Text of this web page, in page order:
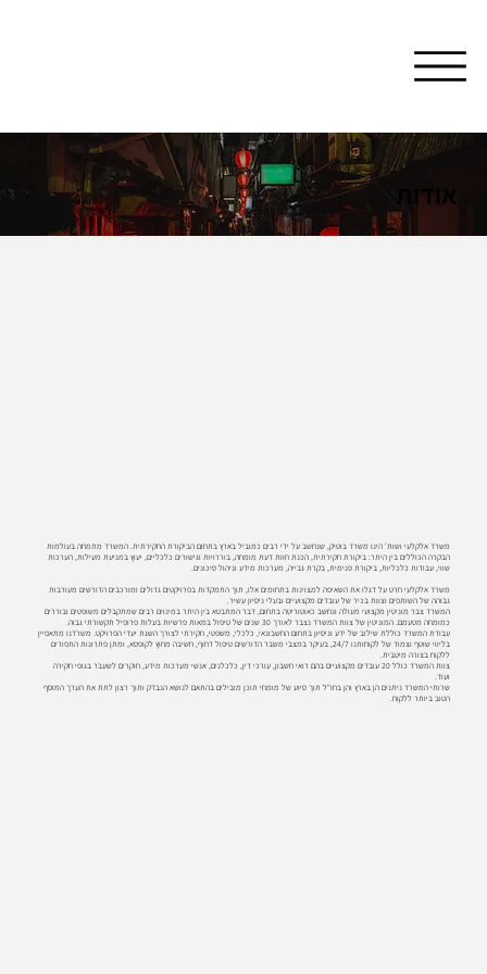
אודות
משרד אלקלעי ושות' הינו משרד בוטיק, שנחשב על ידי רבים כמוביל בארץ בתחום הביקורת החקירתית. המשרד מתמחה בעולמות
הבקרה הכוללים בין היתר: ביקורת חקירתית, הכנת חוות דעת מומחה, בוררויות וגישורים כלכליים, יעוץ במניעת מעילות, הערכות
שווי, עבודות כלכליות, ביקורת פנימית, בקרת גבייה, מערכות מידע וניהול סיכונים.
משרד אלקלעי חרט על דגלו את השאיפה למצוינות בתחומים אלו, תוך התמקדות בפרויקטים גדולים ומורכבים הדורשים מעורבות
גבוהה של השותפים וצוות בכיר של עובדים מקצועיים ובעלי ניסיון עשיר.
המשרד צבר מוניטין מקצועי מעולה ונחשב כאוטוריטה בתחום, דבר המתבטא בין היתר במינוים רבים שמתקבלים משופטים ובוררים
כמומחה מטעמם. המוניטין של צוות המשרד נצבר לאורך 30 שנים של טיפול במאות פרשיות בעלות פרופיל תקשורתי גבוה.
עבודת המשרד כוללת שילוב של ידע וניסיון בתחום החשבונאי, כלכלי, משפטי, חקירתי לצורך השגת יעדי הפרויקט. משרדנו מתאפיין
בליווי שוטף וצמוד של לקוחותנו 24/7, בעיקר במצבי משבר הדורשים טיפול דחוף, חשיבה מחוץ לקופסא, ומתן פתרונות התפורים
ללקוח בצורה מיטבית.
צוות המשרד כולל 20 עובדים מקצועיים בהם רואי חשבון, עורכי דין, כלכלנים, אנשי מערכות מידע, חוקרים לשעבר בגופי חקירה
ועוד.
שרותי המשרד ניתנים הן בארץ והן בחו"ל תוך סיוע של מומחי תוכן מובילים בהתאם לנושא הנבדק ותוך רצון לתת את הערך המוסף
הטוב ביותר ללקוח.